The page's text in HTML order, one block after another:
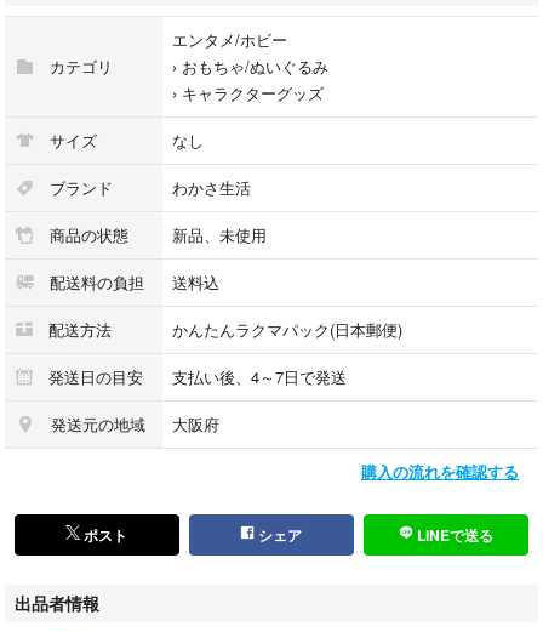
カテゴリ
エンタメ/ホビー
› おもちゃ/ぬいぐるみ
› キャラクターグッズ
サイズ なし
ブランド わかさ生活
商品の状態 新品、未使用
配送料の負担 送料込
配送方法 かんたんラクマパック(日本郵便)
発送日の目安 支払い後、4～7日で発送
発送元の地域 大阪府
購入の流れを確認する
ポスト シェア LINEで送る
出品者情報